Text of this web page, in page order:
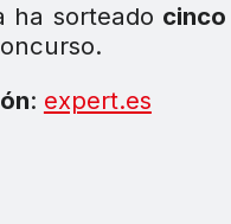
ha sorteado
: expert.es